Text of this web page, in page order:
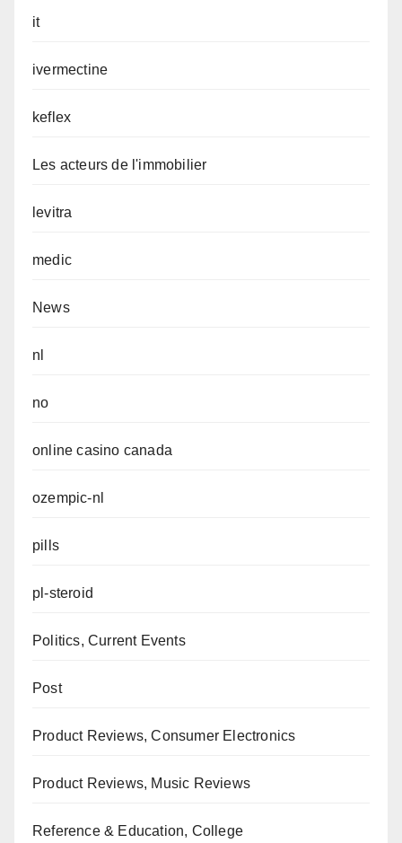
it
ivermectine
keflex
Les acteurs de l'immobilier
levitra
medic
News
nl
no
online casino canada
ozempic-nl
pills
pl-steroid
Politics, Current Events
Post
Product Reviews, Consumer Electronics
Product Reviews, Music Reviews
Reference & Education, College